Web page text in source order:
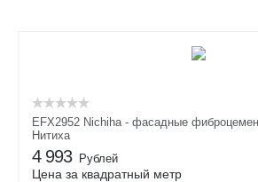
EFX2952 Nichiha - фасадные
Нитиха
4 993 Рублей
Цена за квадратный метр